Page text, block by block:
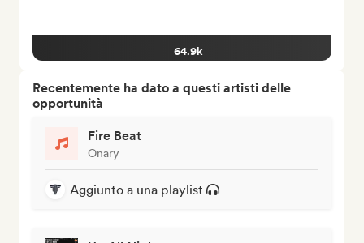
64.9k
Recentemente ha dato a questi artisti delle
opportunità
Fire Beat
Onary
Aggiunto a una playlist